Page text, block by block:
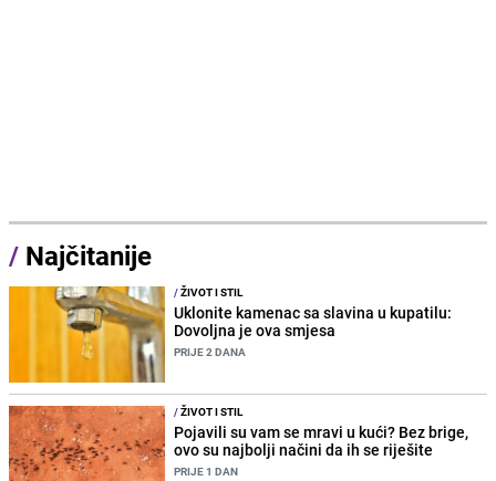
/ Najčitanije
/ŽIVOT I STIL
Uklonite kamenac sa slavina u kupatilu:
Dovoljna je ova smjesa
PRIJE 2 DANA
/ŽIVOT I STIL
Pojavili su vam se mravi u kući? Bez brige,
ovo su najbolji načini da ih se riješite
PRIJE 1 DAN